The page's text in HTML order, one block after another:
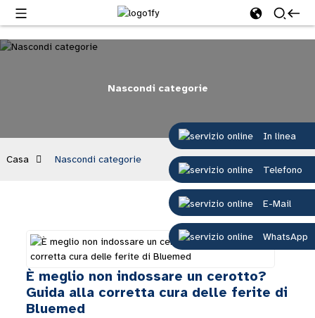
In linea
Telefono
E-Mail
WhatsApp
Nascondi categorie
Casa Nascondi categorie
È meglio non indossare un cerotto?
Guida alla corretta cura delle ferite di
Bluemed